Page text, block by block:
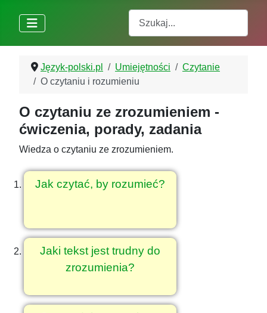
Język-polski.pl Umiejętności
Czytanie
O czytaniu i rozumieniu
O czytaniu ze zrozumieniem -
ćwiczenia, porady, zadania
Wiedza o czytaniu ze zrozumieniem.
Jak czytać, by rozumieć?
Jaki tekst jest trudny do
zrozumienia?